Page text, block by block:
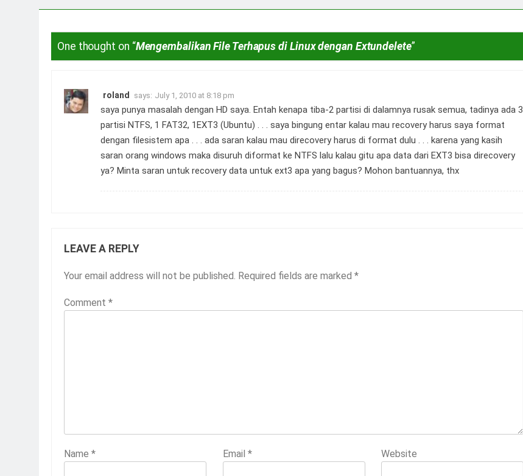
One thought on “Mengembalikan File Terhapus di Linux dengan Extundelete”
roland says: July 1, 2010 at 8:18 pm
saya punya masalah dengan HD saya. Entah kenapa tiba-2 partisi di dalamnya rusak semua, tadinya ada 3
partisi NTFS, 1 FAT32, 1EXT3 (Ubuntu) . . . saya bingung entar kalau mau recovery harus saya format
dengan filesistem apa . . . ada saran kalau mau direcovery harus di format dulu . . . karena yang kasih
saran orang windows maka disuruh diformat ke NTFS lalu kalau gitu apa data dari EXT3 bisa direcovery
ya? Minta saran untuk recovery data untuk ext3 apa yang bagus? Mohon bantuannya, thx
LEAVE A REPLY
Your email address will not be published. Required fields are marked *
Comment *
Name * Email * Website